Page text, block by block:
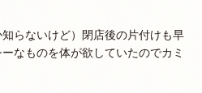
らないけど）閉店後の片付けも早
なものを体が欲していたのでカミ